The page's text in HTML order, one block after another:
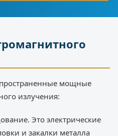
мощные
излучения:
Это электрические
и закалки металла